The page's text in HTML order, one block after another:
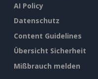
AI Policy
Datenschutz
Content Guidelines
Übersicht Sicherheit
Mißbrauch melden